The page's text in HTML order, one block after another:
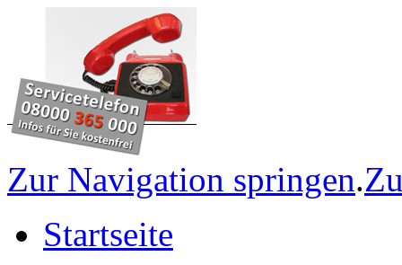
Zur Navigation springen.
Startseite